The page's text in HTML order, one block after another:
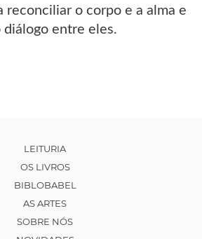
reconciliar o corpo e a alma e
entre eles.
LEITURIA
OS LIVROS
BIBLOBABEL
AS ARTES
SOBRE NÓS